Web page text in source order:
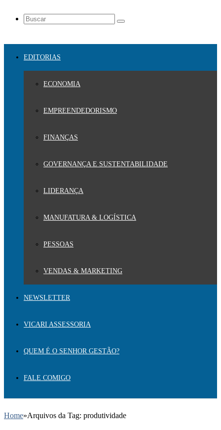
EDITORIAS
ECONOMIA
EMPREENDEDORISMO
FINANÇAS
GOVERNANÇA E SUSTENTABILIDADE
LIDERANÇA
MANUFATURA & LOGÍSTICA
PESSOAS
VENDAS & MARKETING
NEWSLETTER
VICARI ASSESSORIA
QUEM É O SENHOR GESTÃO?
FALE COMIGO
Home»Arquivos da Tag: produtividade